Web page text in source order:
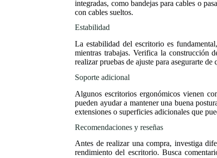
integradas, como bandejas para cables o
con cables sueltos.
Estabilidad
La estabilidad del escritorio es
mientras trabajas. Verifica la construcción
realizar pruebas de ajuste para asegurarte
Soporte adicional
Algunos escritorios ergonómicos vienen
pueden ayudar a mantener una buena
extensiones o superficies adicionales que
Recomendaciones y reseñas
Antes de realizar una compra, investiga
rendimiento del escritorio. Busca